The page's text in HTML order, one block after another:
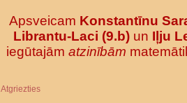
Apsveicam Konstantīnu
Librantu-Laci (9.b) un Iļju
iegūtajām atzinībām
Atgriezties